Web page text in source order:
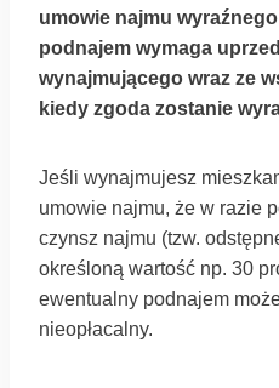
umowie najmu
podnajem wymaga
wynajmującego wraz ze
kiedy zgoda zostanie
Jeśli wynajmujesz
umowie najmu, że w razie
czynsz najmu (tzw.
określoną wartość np. 30
ewentualny podnajem
nieopłacalny.